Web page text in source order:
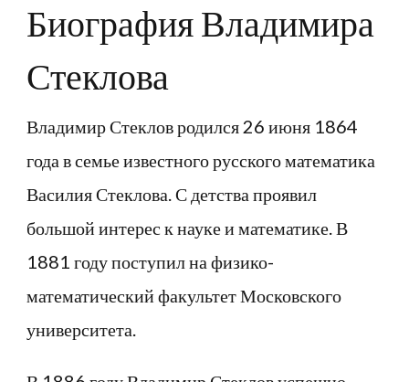
Биография Владимира
Стеклова
Владимир Стеклов родился 26 июня 1864
года в семье известного русского математика
Василия Стеклова. С детства проявил
большой интерес к науке и математике. В
1881 году поступил на физико-
математический факультет Московского
университета.